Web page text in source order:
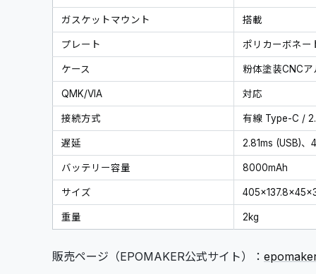
ガスケットマウント 搭載
プレート ポリカーボネー
ケース 粉体塗装CNC
QMK/VIA 対応
接続方式 有線 Type-C /
遅延 2.81ms (USB)
バッテリー容量 8000mAh
サイズ
重量 2kg
販売ページ（EPOMAKER公式サイト）：